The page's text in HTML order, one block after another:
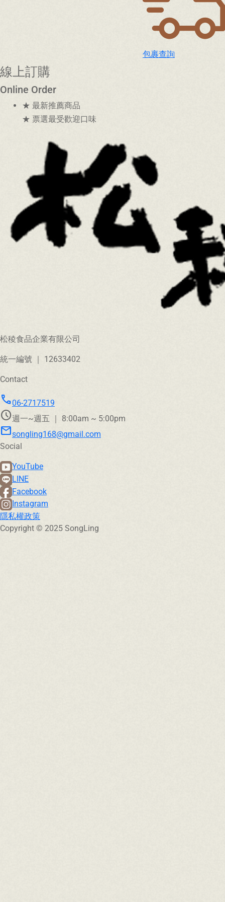
包裹查詢
線上訂購
Online Order
★ 最新推薦商品
★ 票選最受歡迎口味
松稜食品企業有限公司
統一編號 ｜ 12633402
Contact
call06-2717519
schedule週一~週五 ｜ 8:00am ~ 5:00pm
mailsongling168@gmail.com
Social
YouTube
LINE
Facebook
Instagram
隱私權政策
Copyright © 2025 SongLing